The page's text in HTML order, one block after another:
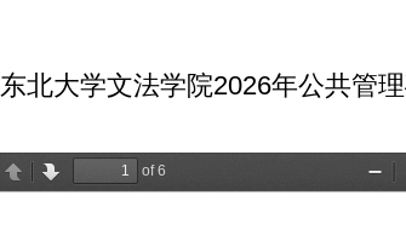
东北大学文法学院2026年公共管